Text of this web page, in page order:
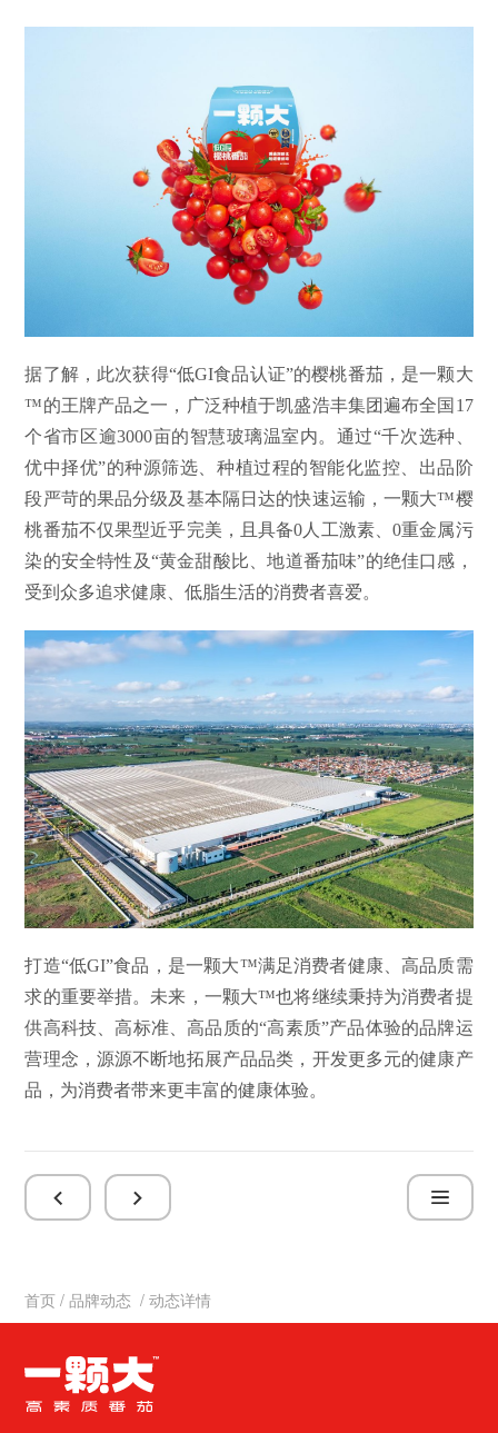
据了解，此次获得“低GI食品认证”的樱桃番茄，是一颗大
™的王牌产品之一，广泛种植于凯盛浩丰集团遍布全国 17
个省市区逾3000亩的智慧玻璃温室内。通过“千次选种、
优中择优”的种源筛选、种植过程的智能化监控、出品阶
段严苛的果品分级及基本隔日达的快速运输，一颗大™樱
桃番茄不仅果型近乎完美，且具备0人工激素、0重金属污
染的安全特性及“黄金甜酸比、地道番茄味”的绝佳口感，
受到众多追求健康、低脂生活的消费者喜爱。
打造“低GI”食品，是一颗大™满足消费者健康、高品质需
求的重要举措。未来，一颗大™也将继续秉持为消费者提
供高科技、高标准、高品质的“高素质”产品体验的品牌运
营理念，源源不断地拓展产品品类，开发更多元的健康产
品，为消费者带来更丰富的健康体验。
首页 /品牌动态 / 动态详情